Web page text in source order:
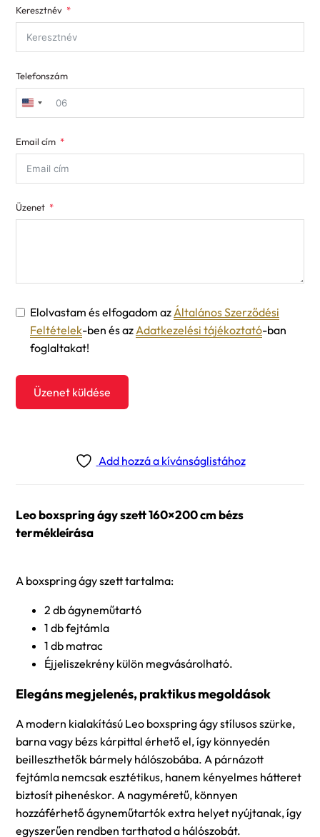
Keresztnév
Telefonszám
United
+1
Email cím
Üzenet
Elolvastam és elfogadom azÁltalános Szerződési
Feltételek-ben és azAdatkezelési tájékoztató-ban
foglaltakat!
Üzenet küldése
Add hozzá a kívánságlistához
Leo boxspring ágy szett 160×200 cm bézs
termékleírása
A boxspring ágy szett tartalma:
2 db ágyneműtartó
1 db fejtámla
1 db matrac
Éjjeliszekrény külön megvásárolható.
Elegáns megjelenés, praktikus megoldások
A modern kialakítású Leo boxspring ágy stílusos szürke,
barna vagy bézs kárpittal érhető el, így könnyedén
beilleszthetők bármely hálószobába. A párnázott
fejtámla nemcsak esztétikus, hanem kényelmes hátteret
biztosít pihenéskor. A nagyméretű, könnyen
hozzáférhető ágyneműtartók extra helyet nyújtanak, így
egyszerűen rendben tarthatod a hálószobát.